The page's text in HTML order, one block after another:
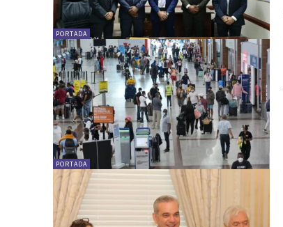
PORTADA
PORTADA